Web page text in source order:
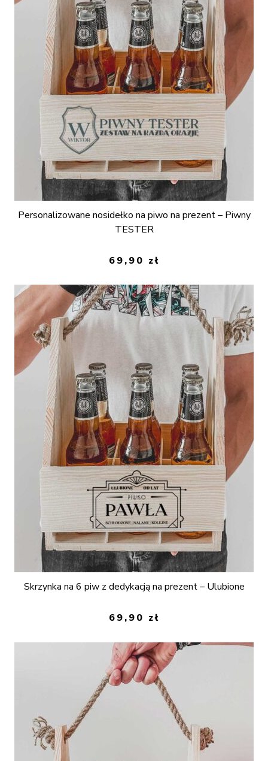
Personalizowane nosidełko na piwo na prezent – Piwny
TESTER
69,90 zł
Skrzynka na 6 piw z dedykacją na prezent – Ulubione
69,90 zł